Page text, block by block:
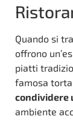
Quando si
offrono
piatti
famosa
condividere
ambiente